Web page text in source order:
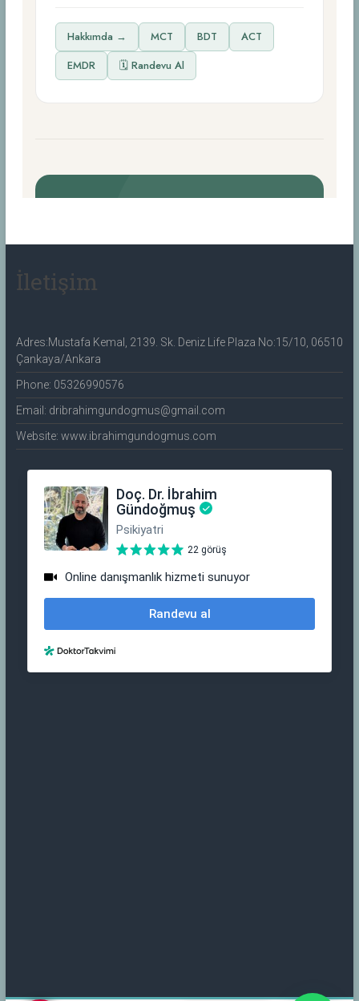
İletişim
Adres:Mustafa Kemal, 2139. Sk. Deniz Life Plaza No:15/10, 06510
Çankaya/Ankara
Phone: 05326990576
Email: dribrahimgundogmus@gmail.com
Website: www.ibrahimgundogmus.com